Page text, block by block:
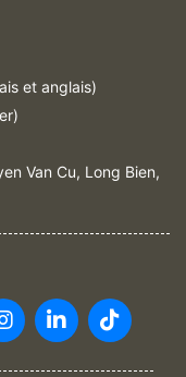
et anglais)
Van Cu, Long Bien,